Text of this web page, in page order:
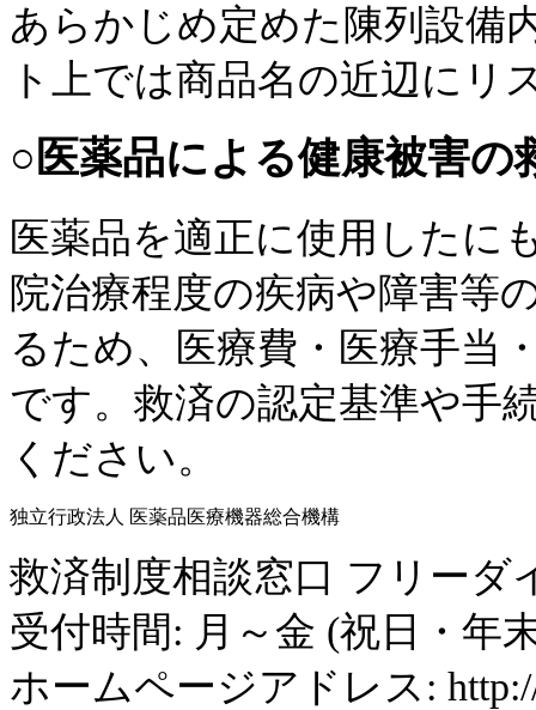
あらかじめ定めた陳列設備
ト上では商品名の近辺にリ
○医薬品による健康被害の
医薬品を適正に使用したに
院治療程度の疾病や障害等
るため、医療費・医療手当
です。救済の認定基準や手
ください。
独立行政法人 医薬品医療機器総合機構
救済制度相談窓口 フリーダ
受付時間: 月～金 (祝日・年
ホームページアドレス: